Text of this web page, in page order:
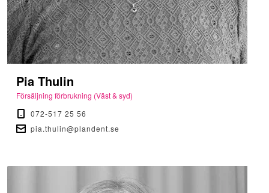
Pia Thulin
Försäljning förbrukning (Väst & syd)
072-517 25 56
pia.thulin@plandent.se